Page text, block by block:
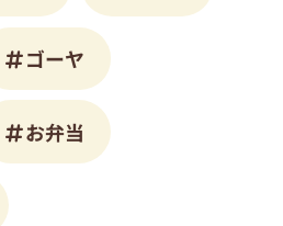
ゴーヤ
お弁当